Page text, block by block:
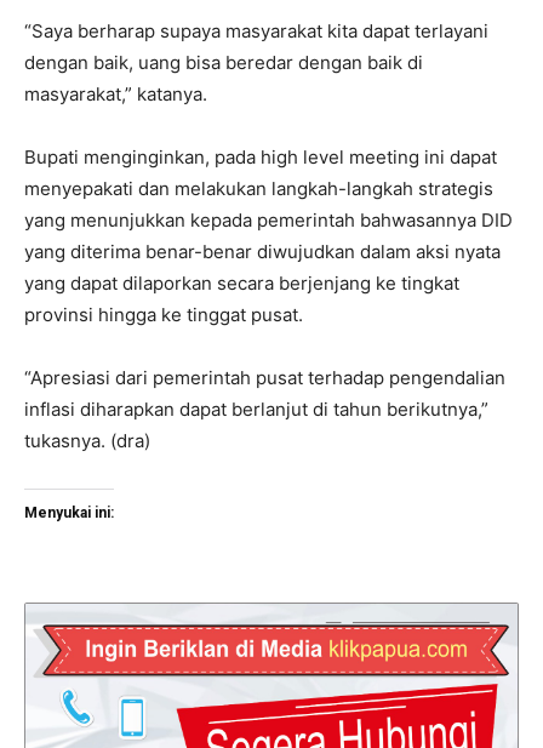
“Saya berharap supaya masyarakat kita dapat terlayani
dengan baik, uang bisa beredar dengan baik di
masyarakat,” katanya.
Bupati menginginkan, pada high level meeting ini dapat
menyepakati dan melakukan langkah-langkah strategis
yang menunjukkan kepada pemerintah bahwasannya DID
yang diterima benar-benar diwujudkan dalam aksi nyata
yang dapat dilaporkan secara berjenjang ke tingkat
provinsi hingga ke tinggat pusat.
“Apresiasi dari pemerintah pusat terhadap pengendalian
inflasi diharapkan dapat berlanjut di tahun berikutnya,”
tukasnya. (dra)
Menyukai ini: